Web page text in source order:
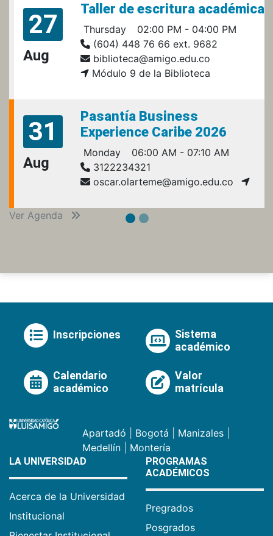
27
Aug
Taller de escritura académica
Thursday
02:00 PM - 04:00 PM
(604) 448 76 66 ext. 9682
biblioteca@amigo.edu.co
Módulo 9 de la Biblioteca
31
Aug
Pasantía Business
Experience Caribe 2026
Monday
06:00 AM - 07:10 AM
3122234321
oscar.olarteme@amigo.edu.co
Ver Agenda
Inscripciones
Sistema
académico
Calendario
académico
Valor
matrícula
Apartadó Bogotá Manizales
Medellín
Montería
LA UNIVERSIDAD
Acerca de la Universidad
Institucional
PROGRAMAS
ACADÉMICOS
Pregrados
Posgrados